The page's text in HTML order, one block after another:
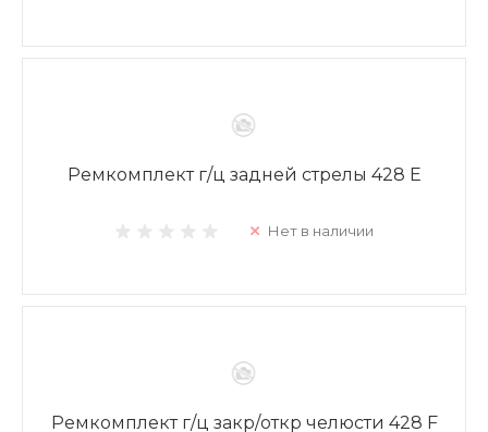
Ремкомплект г/ц задней стрелы 428 E
Нет в наличии
Ремкомплект г/ц закр/откр челюсти 428 F